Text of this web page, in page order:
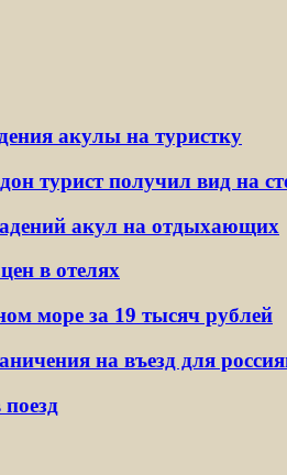
акулы на туристку
турист получил вид на
акул на отдыхающих
в отелях
море за 19 тысяч рублей
на въезд для